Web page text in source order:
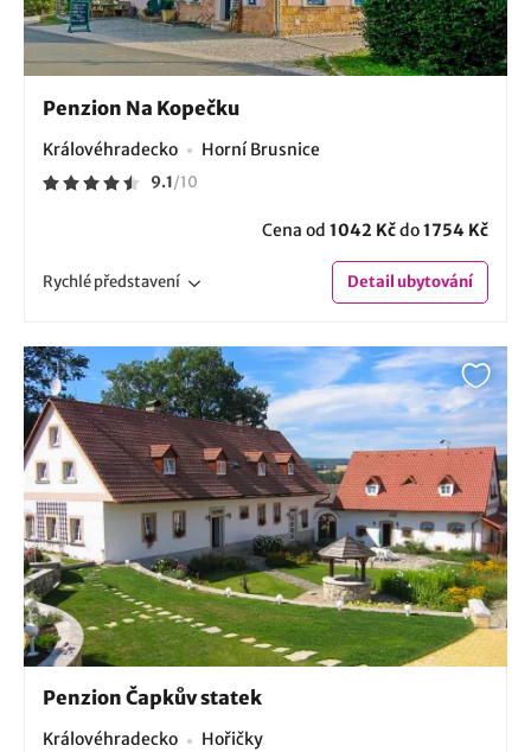
Penzion Na Kopečku
Královéhradecko Horní Brusnice
9.1/10
Cena od 1042 Kčdo1754 Kč
Rychlépředstavení Detailubytování
Penzion Čapkův statek
Královéhradecko Hořičky